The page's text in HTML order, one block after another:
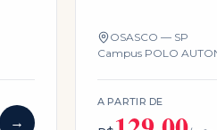
→
OSASCO — SP
Campus POLO
A PARTIR DE